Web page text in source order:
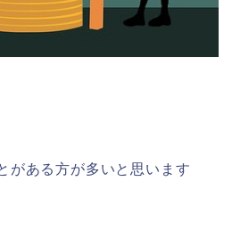
がある方が多いと思います